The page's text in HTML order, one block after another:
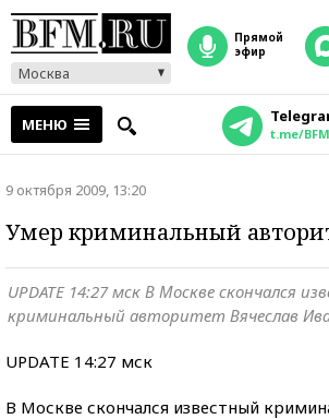
Москва
прямой
эфир
МЕНЮ t.me/
9 октября 2009, 13:20
Умер криминальный
UPDATE 14:27 мск В Москве скончался
криминальный авторитет Вячеслав
UPDATE 14:27 мск
В Москве скончался известный